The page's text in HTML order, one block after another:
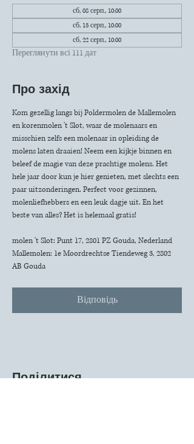
сб, 08 серп., 10:00
сб, 15 серп., 10:00
сб, 22 серп., 10:00
Переглянути всі 111 дат
Про захід
Kom gezellig langs bij Poldermolen de Mallemolen
en korenmolen 't Slot, waar de molenaars en
misschien zelfs een molenaar in opleiding de
molens laten draaien! Neem een kijkje binnen en
beleef de magie van deze prachtige molens. Het
hele jaar door kun je hier genieten, met slechts een
paar uitzonderingen. Perfect voor gezinnen,
molenliefhebbers en een leuk dagje uit. En het
beste van alles? Het is helemaal gratis!
molen 't Slot: Punt 17, 2801 PZ Gouda, Nederland
Mallemolen: 1e Moordrechtse Tiendeweg 3, 2802
AB Gouda
Відповідь
Поділитися